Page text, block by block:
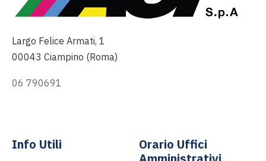
Largo Felice Armati, 1
00043 Ciampino (Roma)
06 790691
Info Utili
Orario Uffici